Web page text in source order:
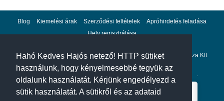
Hahó Kedves Hajós netező! HTTP sütiket
használunk, hogy kényelmesebbé tegyük az
oldalunk használatát. Kérjünk engedélyezd a
sütik használatát. A sütikről és az adataid
Blog Kiemelési árak Szerződési feltételek
Apróhirdetés feladása
Hely regisztrálása
Adatvédelem Impresszum A hahohajo.hu kiadója a GlobalPlaza Kft.
A hahohajo.hu online bankkártyás fizetési partnere az .